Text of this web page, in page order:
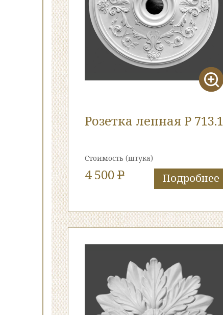
Розетка лепная Р 713.1
Стоимость (штука)
4 500P Подробнее